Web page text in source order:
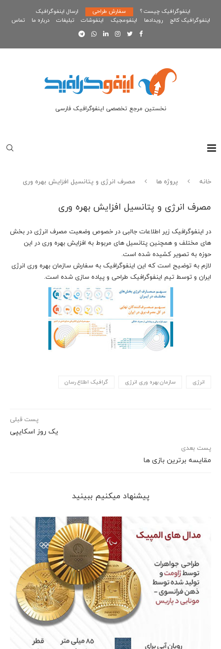
اینفوگرافیک چیست ؟ سفارش طراحی
ارسال اینفوگرافیک
اینفوگرافیک کالج
رویدادها اینفومجیک اینفوشات تبلیغات درباره ما تماس
نخستین مرجع تخصصی اینفوگرافیک فارسی
خانه پروژه ها مصرف انرژی و پتانسیل افزایش بهره وری
مصرف انرژی و پتانسیل افزایش بهره وری
در اینفوگرافیک زیر اطلاعات جالبی در خصوص وضعیت مصرف انرژی در بخش
های مختلف و همچنین پتانسیل های مربوط به افزایش بهره وری در این
حوزه به تصویر کشیده شده است.
لازم به توضیح است که این اینفوگرافیک به سفارش سازمان بهره وری انرژی
ایران و توسط تیم اینفوگرافیک طراحی و پیاده سازی شده است.
انرژی سازمان بهره وری انرژی گرافیک اطلاع رسان
پست قبلی
یک روز اسکایپی
پست بعدی
مقایسه برترین بازی ها
پیشنهاد می‎کنیم ببینید